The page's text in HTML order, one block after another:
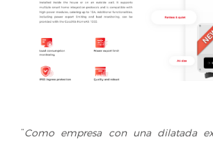
“Como empresa con una dilatada